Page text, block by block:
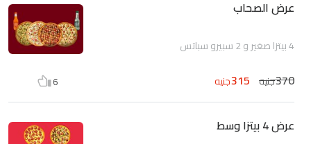
عرض الصحاب
4 بيتزا صغير و 2 سبيرو سباتس
370جنيه 315جنيه 6
عرض 4 بيتزا وسط